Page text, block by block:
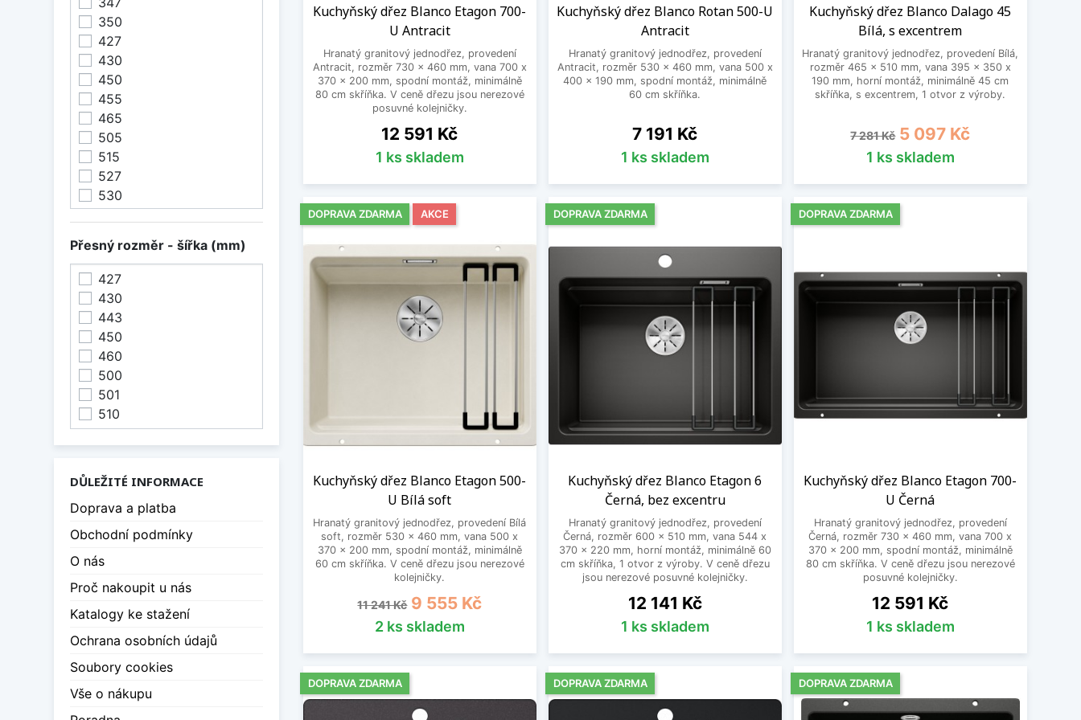
350
427
430
450
455
465
505
515
527
530
591
600
605
615
690
700
730
756
780
805
815
860
896
Přesný rozměr - šířka (mm)
427
430
443
450
460
500
501
510
DŮLEŽITÉ INFORMACE
Doprava a platba
Obchodní podmínky
O nás
Proč nakoupit u nás
Katalogy ke stažení
Ochrana osobních údajů
Soubory cookies
Vše o nákupu
Kuchyňský dřez Blanco Etagon 700-
U Antracit
Hranatý granitový jednodřez, provedení
Antracit, rozměr 730 x 460 mm, vana 700 x
370 x 200 mm, spodní montáž, minimálně
80 cm skříňka. V ceně dřezu jsou nerezové
posuvné kolejničky.
Cena
12 591 Kč
1 ks skladem
Kuchyňský dřez Blanco Rotan 500-U
Antracit
Hranatý granitový jednodřez, provedení
Antracit, rozměr 530 x 460 mm, vana 500 x
400 x 190 mm, spodní montáž, minimálně
60 cm skříňka.
Cena
7 191 Kč
1 ks skladem
Kuchyňský dřez Blanco Dalago 45
Bílá, s excentrem
Hranatý granitový jednodřez, provedení Bílá,
rozměr 465 x 510 mm, vana 395 x 350 x
190 mm, horní montáž, minimálně 45 cm
skříňka, s excentrem, 1 otvor z výroby.
Běžná cena
7 281 Kč Cena
5 097 Kč
1 ks skladem
Kuchyňský dřez Blanco Etagon 500-
U Bílá soft
Hranatý granitový jednodřez, provedení Bílá
soft, rozměr 530 x 460 mm, vana 500 x
370 x 200 mm, spodní montáž, minimálně
60 cm skříňka. V ceně dřezu jsou nerezové
kolejničky.
Běžná cena
11 241 Kč Cena
9 555 Kč
2 ks skladem
DOPRAVA ZDARMA AKCE
Kuchyňský dřez Blanco Etagon 6
Černá, bez excentru
Hranatý granitový jednodřez, provedení
Černá, rozměr 600 x 510 mm, vana 544 x
370 x 220 mm, horní montáž, minimálně 60
cm skříňka, 1 otvor z výroby. V ceně dřezu
jsou nerezové posuvné kolejničky.
Cena
12 141 Kč
1 ks skladem
DOPRAVA ZDARMA
Kuchyňský dřez Blanco Etagon 700-
U Černá
Hranatý granitový jednodřez, provedení
Černá, rozměr 730 x 460 mm, vana 700 x
370 x 200 mm, spodní montáž, minimálně
80 cm skříňka. V ceně dřezu jsou nerezové
posuvné kolejničky.
Cena
12 591 Kč
1 ks skladem
DOPRAVA ZDARMA
DOPRAVA ZDARMA DOPRAVA ZDARMA DOPRAVA ZDARMA